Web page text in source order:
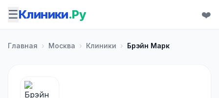
☰Клиники.Ру ❤️
Главная › Москва › Клиники › Брэйн Марк